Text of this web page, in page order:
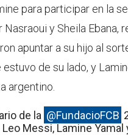
para participar en la
Nasraoui y Sheila
apuntar a su hijo al
de su lado, y
argentino.
de la @FundacioFCB
Messi, Lamine